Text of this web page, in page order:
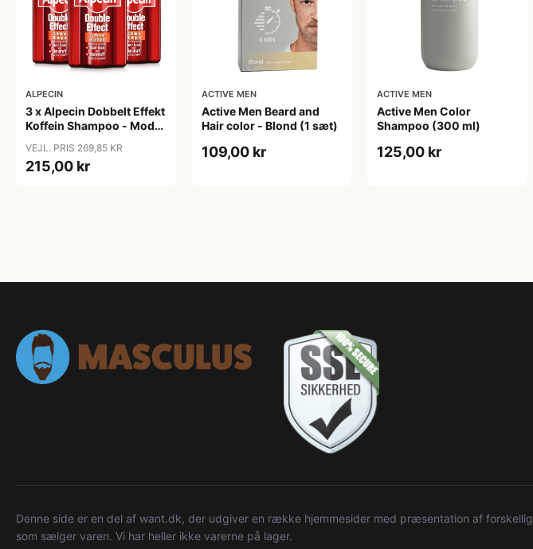
ALPECIN
3 x Alpecin Dobbelt Effekt
Koffein Shampoo - Mod
VEJL. PRIS 269,85 KR
215,00 kr
ACTIVE MEN
Active Men Beard and
Hair color - Blond (1 sæt)
109,00 kr
ACTIVE MEN
Active Men Color
Shampoo (300 ml)
125,00 kr
Denne side er en del af want.dk, der udgiver en række hjemmesider med præsentation af
som sælger varen. Vi har heller ikke varerne på lager.